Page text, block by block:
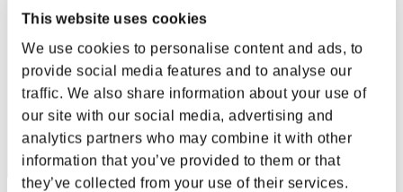
This website uses cookies
We use cookies to personalise content and ads, to
provide social media features and to analyse our
traffic. We also share information about your use of
our site with our social media, advertising and
analytics partners who may combine it with other
information that you’ve provided to them or that
they’ve collected from your use of their services.